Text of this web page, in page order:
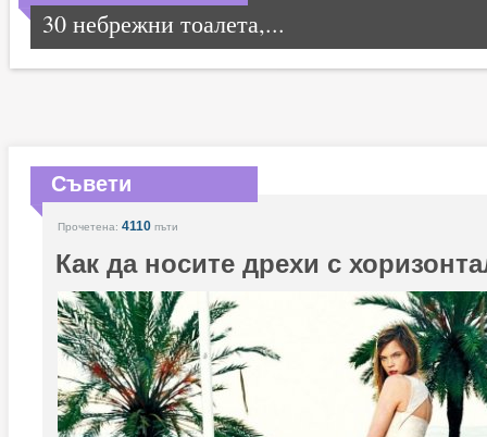
30 небрежни тоалета,...
Съвети
Прочетена: 4110 пъти
Как да носите дрехи с